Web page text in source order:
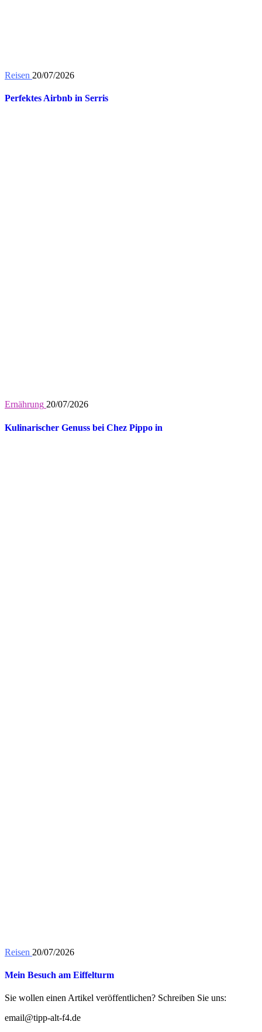
Reisen 20/07/2026
Perfektes Airbnb in Serris
Ernährung 20/07/2026
Kulinarischer Genuss bei Chez Pippo in
Reisen 20/07/2026
Mein Besuch am Eiffelturm
Sie wollen einen Artikel veröffentlichen? Schreiben Sie uns:
email@tipp-alt-f4.de